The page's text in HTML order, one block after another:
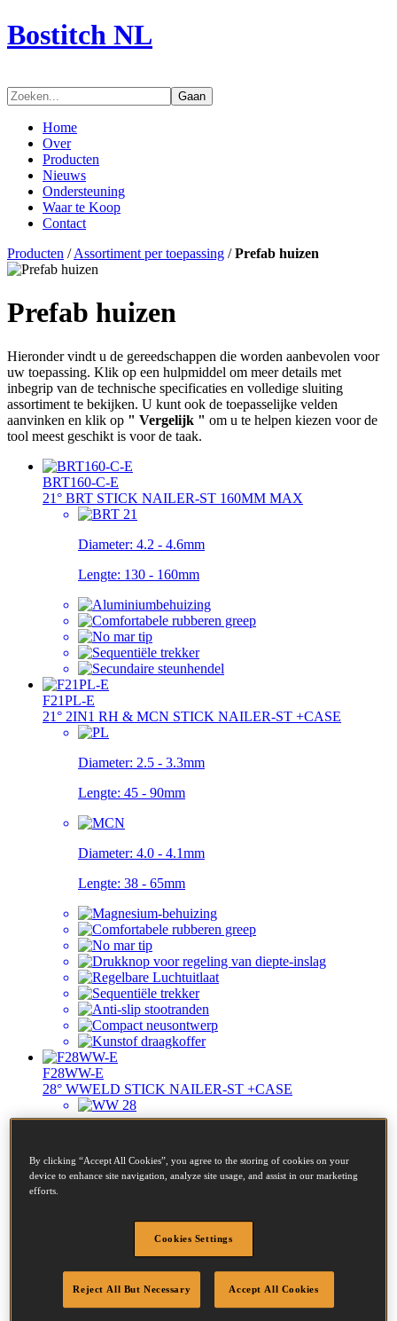
Bostitch NL
Gaan
Home
Over
Producten
Nieuws
Ondersteuning
Waar te Koop
Contact
Producten /Assortiment per toepassing /Prefab huizen
Prefab huizen
Hieronder vindt u de gereedschappen die worden aanbevolen voor
uw toepassing. Klik op een hulpmiddel om meer details met
inbegrip van de technische specificaties en volledige sluiting
assortiment te bekijken. U kunt ook de toepasselijke velden
aanvinken en klik op " Vergelijk " om u te helpen kiezen voor de
tool meest geschikt is voor de taak.
BRT160-C-E
21° BRT STICK NAILER-ST 160MM MAX
Diameter: 4.2 - 4.6mm
Lengte: 130 - 160mm
F21PL-E
21° 2IN1 RH & MCN STICK NAILER-ST +CASE
Diameter: 2.5 - 3.3mm
Lengte: 45 - 90mm
Diameter: 4.0 - 4.1mm
Lengte: 38 - 65mm
F28WW-E
28° WWELD STICK NAILER-ST +CASE
Lengte:50 - 90mm
By clicking “Accept All Cookies”, you agree to the storing of cookies on your
device to enhance site navigation, analyze site usage, and assist in our marketing
efforts.
Cookies Settings
Reject All But Necessary Accept All Cookies